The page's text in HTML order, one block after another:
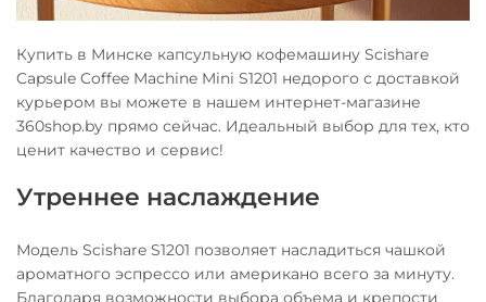
Купить в Минске капсульную кофемашину Scishare
Capsule Coffee Machine Mini S1201 недорого с доставкой
курьером вы можете в нашем интернет-магазине
360shop.by прямо сейчас. Идеальный выбор для тех, кто
ценит качество и сервис!
Утреннее наслаждение
Модель Scishare S1201 позволяет насладиться чашкой
ароматного эспрессо или американо всего за минуту.
Благодаря возможности выбора объема и крепости